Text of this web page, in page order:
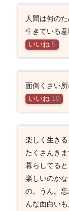
人間は何の
生きている意
いいね 5
面倒くさい
いいね 10
楽しく生き
たくさんき
暮らしてる
楽しいのか
の。うん。
んな面白いも